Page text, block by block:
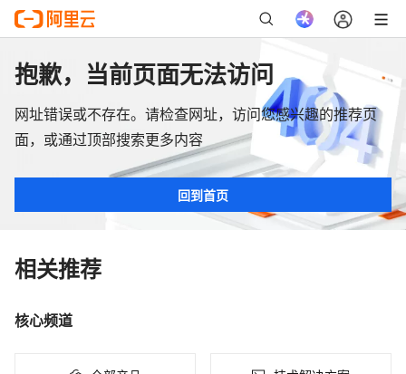
抱歉，当前页面无法访问
网址错误或不存在。请检查网址，访问您感兴趣的推荐页
面，或通过顶部搜索更多内容
回到首页
相关推荐
核心频道